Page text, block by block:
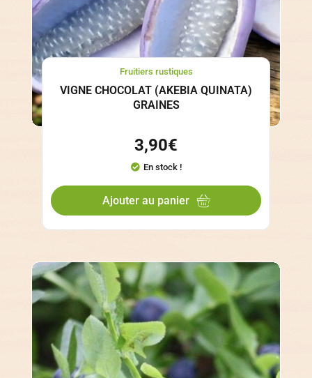
Fruitiers rustiques
VIGNE CHOCOLAT (AKEBIA QUINATA)
GRAINES
3,90€
En stock !
Ajouter au panier